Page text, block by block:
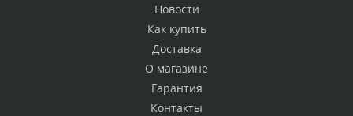
Новости
Как купить
Доставка
О магазине
Гарантия
Контакты